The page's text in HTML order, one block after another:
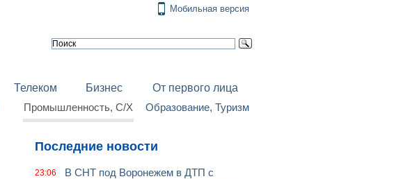
Мобильная версия
Телеком Бизнес
От первого лица
Промышленность, С/Х Образование, Туризм
Последние новости
23:06
В СНТ под Воронежем в ДТП с